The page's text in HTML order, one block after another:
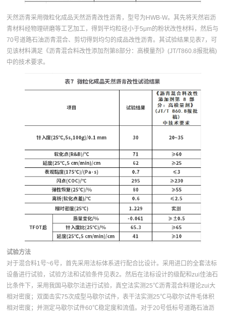
天然沥青采用微粒化成品天然沥青改性沥青，型号为HWB-W。其先将天然岩沥
青材料经物理研磨等工艺加工，得到平均粒径小于5μm的粉状改性材料，然后与
70号道路石油沥青混合、剪切得到均匀的成品改性沥青。其试验结果见表7，可
见该材料满足《沥青混合料改性添加剂第8部分：高模量剂》(JT/T860.8报批稿)
中的技术要求。
试验方法
对于混合料1号~6号，首先采用法标体系进行配合比设计。采用进口的全套法标
设备进行试验，试验方法和试验条件见表2。然后在法标设计的级配和zui佳油石
比条件下，采用我国马歇尔法进行试验，真空法实测25℃沥青混合料理论zui大
相对密度；双面击实75次成型马歇尔试件，表干法实测25℃马歇尔试件毛体积
相对密度；并测定马歇尔试件60℃稳定度和流值。对于20号低标号道路石油沥